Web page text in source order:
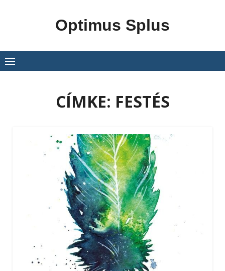
Optimus Splus
CÍMKE: FESTÉS